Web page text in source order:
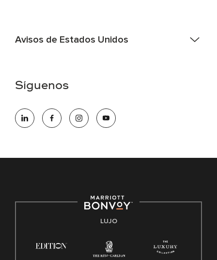
Avisos de Estados Unidos
electrónico hqaffirmativeaction@marriott.com
oportunidades que se compromete a contratar una fuerza
de trabajo diversa y a mantener una cultura inclusiva.
Derecho a trabajar inglés/español
Conozca sus derechos
Ley de licencia familiar y médica (FMLA)
Síguenos
LUJO